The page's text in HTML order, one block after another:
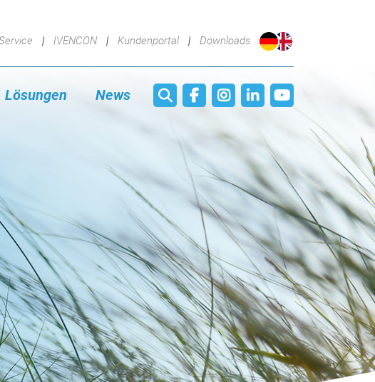
IVENCON Kundenportal Downloads
Lösungen News